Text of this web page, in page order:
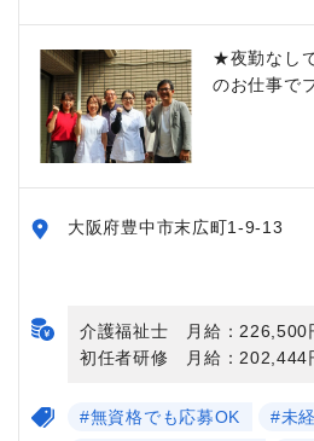
★夜勤なし
のお仕事で
大阪府豊中市末広町1-9-13
介護福祉士 月給：226,500
初任者研修 月給：202,444
#無資格でも応募OK
#未